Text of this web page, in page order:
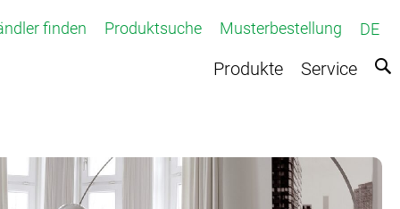
DE
finden Produktsuche Musterbestellung
Produkte Service